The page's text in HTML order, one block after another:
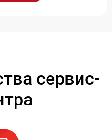
сервис-